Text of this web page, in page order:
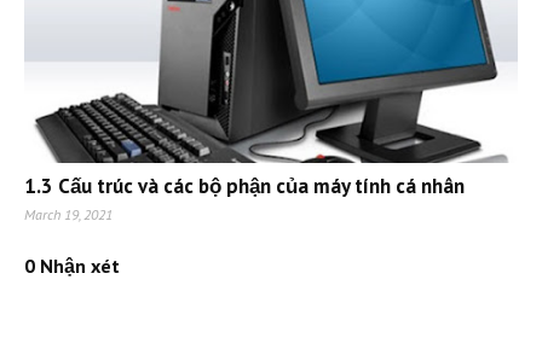
1.3 Cấu trúc và các bộ phận của máy tính cá nhân
March 19, 2021
0 Nhận xét